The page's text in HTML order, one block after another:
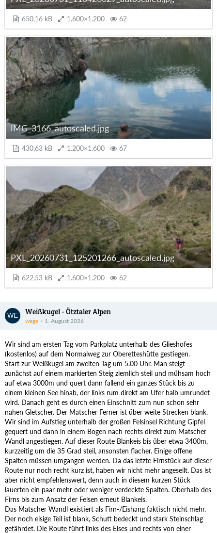
650,16 kB 1.600×1.200 62
IMG_3166_autoscaled.jpg
430,63 kB 1.200×1.600 67
PXL_20260731_125201266_autoscaled.jpg
622,53 kB 1.600×1.200 62
Weißkugel - Ötztaler Alpen
wege 1. August 2026
Wir sind am ersten Tag vom Parkplatz unterhalb des Glieshofes
(kostenlos) auf dem Normalweg zur Oberetteshütte gestiegen.
Start zur Weißkugel am zweiten Tag um 5.00 Uhr. Man steigt
zunächst auf einem markierten Steig ziemlich steil und mühsam hoch
auf etwa 3000m und quert dann fallend ein ganzes Stück bis zu
einem kleinen See hinab, der links rum direkt am Ufer halb umrundet
wird. Danach geht es durch einen Einschnitt zum nun schon sehr
nahen Gletscher. Der Matscher Ferner ist über weite Strecken blank.
Wir sind im Aufstieg unterhalb der großen Felsinsel Richtung Gipfel
gequert und dann in einem Bogen nach rechts direkt zum Matscher
Wandl angestiegen. Auf dieser Route Blankeis bis über etwa 3400m,
kurzzeitig um die 35 Grad steil, ansonsten flacher. Einige offene
Spalten müssen umgangen werden. Da das letzte Firnstück auf dieser
Route nur noch recht kurz ist, haben wir nicht mehr angeseilt. Das ist
aber nicht empfehlenswert, denn auch in diesem kurzen Stück
lauerten ein paar mehr oder weniger verdeckte Spalten. Oberhalb des
Firns bis zum Ansatz der Felsen erneut Blankeis.
Das Matscher Wandl existiert als Firn-/Eishang faktisch nicht mehr.
Der noch eisige Teil ist blank, Schutt bedeckt und stark Steinschlag
gefährdet. Die Route führt links des Eises und rechts von einer